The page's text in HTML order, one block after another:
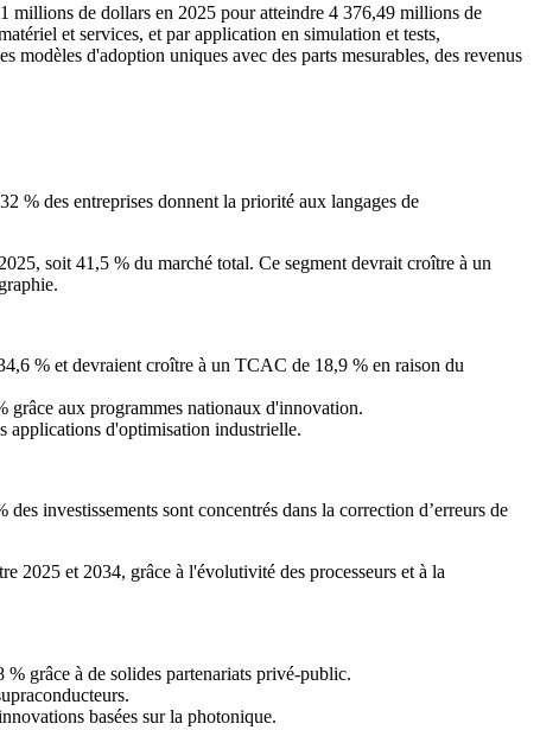
millions de dollars en 2025 pour atteindre 4 376,49 millions de
et services, et par application en simulation et tests,
d'adoption uniques avec des parts mesurables, des revenus
% des entreprises donnent la priorité aux langages de
soit 41,5 % du marché total. Ce segment devrait croître à un
% et devraient croître à un TCAC de 18,9 % en raison du
aux programmes nationaux d'innovation.
applications d'optimisation industrielle.
investissements sont concentrés dans la correction d’erreurs de
2025 et 2034, grâce à l'évolutivité des processeurs et à la
grâce à de solides partenariats privé-public.
basées sur la photonique.